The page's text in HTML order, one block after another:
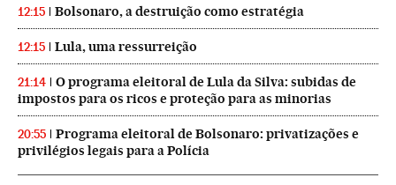
12:15 Bolsonaro, a destruição como estratégia
12:15 Lula, uma ressurreição
21:14
O programa eleitoral de Lula da Silva: subidas de
impostos para os ricos e proteção para as minorias
20:55
Programa eleitoral de Bolsonaro: privatizações e
privilégios legais para a Polícia